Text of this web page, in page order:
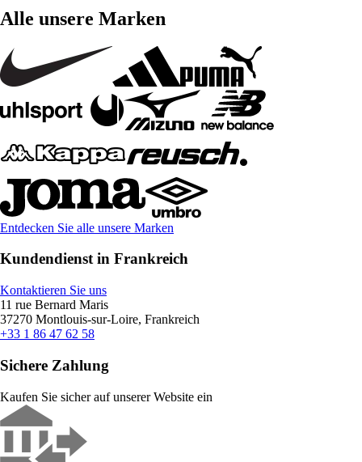
Alle unsere Marken
Entdecken Sie alle unsere Marken
Kundendienst in Frankreich
Kontaktieren Sie uns
11 rue Bernard Maris
37270 Montlouis-sur-Loire, Frankreich
+33 1 86 47 62 58
Sichere Zahlung
Kaufen Sie sicher auf unserer Website ein